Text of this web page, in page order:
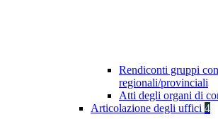
Rendiconti gruppi
regionali/provinciali
Atti degli organi di
Articolazione degli uffici 4